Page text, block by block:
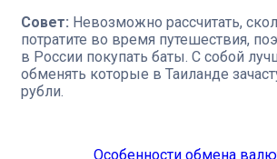
Совет: Невозможно рассчитать,
потратите во время путешествия,
в России покупать баты. С собой
обменять которые в Таиланде
рубли.
Особенности обмена